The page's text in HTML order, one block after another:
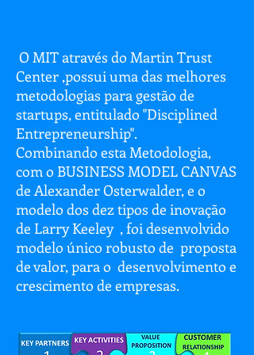
O MIT através do Martin Trust
Center ,possui uma das melhores
metodologias para gestão de
startups, entitulado "Disciplined
Entrepreneurship".
Combinando esta Metodologia,
com o BUSINESS MODEL CANVAS
de Alexander Osterwalder, e o
modelo dos dez tipos de inovação
de Larry Keeley , foi desenvolvido
modelo único robusto de proposta
de valor, para o desenvolvimento e
crescimento de empresas.